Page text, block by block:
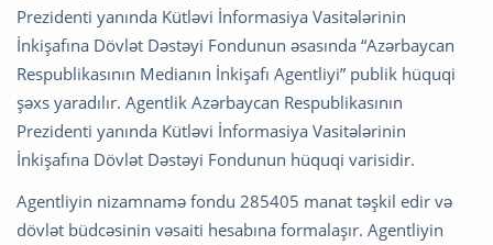
Prezidenti yanında Kütləvi İnformasiya Vasitələrinin
İnkişafına Dövlət Dəstəyi Fondunun əsasında “Azərbaycan
Respublikasının Medianın İnkişafı Agentliyi” publik hüquqi
şəxs yaradılır. Agentlik Azərbaycan Respublikasının
Prezidenti yanında Kütləvi İnformasiya Vasitələrinin
İnkişafına Dövlət Dəstəyi Fondunun hüquqi varisidir.
Agentliyin nizamnamə fondu 285405 manat təşkil edir və
dövlət büdcəsinin vəsaiti hesabına formalaşır. Agentliyin